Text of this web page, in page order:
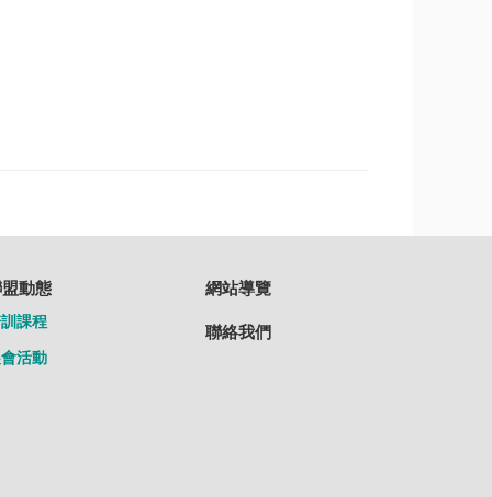
動態
課程
活動
網站導覽
聯絡我們